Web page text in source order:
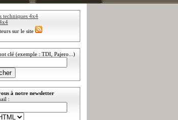
techniques 4x4
sur le site
clé (exemple : TDI, Pajero...)
à notre newsletter
: